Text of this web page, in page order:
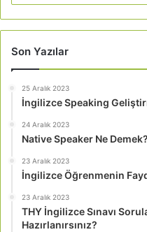
Son Yazılar
25 Aralık 2023
İngilizce Speaking
24 Aralık 2023
Native Speaker Ne
23 Aralık 2023
İngilizce Öğrenmenin
23 Aralık 2023
THY İngilizce Sınavı
Hazırlanırsınız?